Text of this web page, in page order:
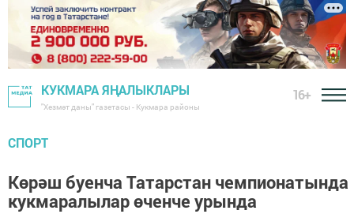
КУКМАРА ЯҢАЛЫКЛАРЫ
"Хезмәт даны" газетасы - Кукмара районы
16+
СПОРТ
Көрәш буенча Татарстан чемпионатында
кукмаралылар өченче урында